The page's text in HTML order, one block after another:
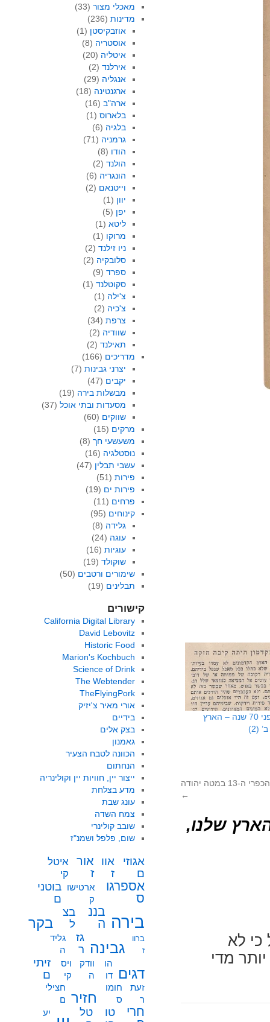
פתאום לפני 70 שנה – הארץ
(2)
יהודה
←
שנה – הארץ שלנו,
כי לא
מדי
מאכלי מצור(33)
מדינות(236)
אוזבקיסטן (1)
אוסטריה (8)
איטליה (20)
אירלנד (2)
אנגליה (29)
ארגנטינה (18)
ארה"ב (16)
בלארוס (1)
בלגיה (6)
גרמניה (71)
הודו (8)
הולנד (2)
הונגריה (6)
וייטנאם (2)
יוון (1)
יפן (5)
ליטא (1)
מרוקו (1)
ניו זילנד (2)
סלובקיה (2)
ספרד (9)
סקוטלנד (1)
צ'ילה (1)
צ'כיה (2)
צרפת (34)
שוודיה (2)
תאילנד (2)
מדריכים (166)
יצרני גבינות (7)
יקבים (47)
מבשלות בירה (19)
מסעדות ובתי אוכל (37)
שווקים (60)
מרקים (15)
משעשעי חך(8)
נוסטלגיה (16)
עשבי תבלין (47)
פירות(51)
פירות ים (19)
פרחים (11)
קינוחים (95)
גלידה (8)
עוגה (24)
עוגיות (16)
שוקולד (19)
שימורים ורטבים (50)
תבלינים (19)
קישורים
California Digital Library
David Lebovitz
Historic Food
Marion's Kochbuch
Science of Drink
The Webtender
TheFlyingPork
אורי מאיר צ'יזיק
בידיים
בצק אלים
גאמנון
הכוונה לטבח הצעיר
הנחתום
ייצור יין, חוויות יין וקולינריה
מדע בצלחת
עונג שבת
צמח השדה
שובב קולינרי
שום, פלפל ושמנ"ז
אגוזי
ם
אוו
ז
אור
ז
איטל
קי
אספרגו
ס
ארטישו
ק
בוטני
ם
בירה
בננ
ה
בצ
ל
בקר
ברוו
ז
גבינה
גז
ר
גליד
ה
דגים
הו
דו
וודק
ה
ויס
קי
זיתי
ם
זעת
ר
חומו
ס
חזיר
חצילי
ם
חרי
טו
טל
יע